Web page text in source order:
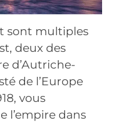
sont multiples
deux des
d’Autriche-
de l’Europe
vous
l’empire dans